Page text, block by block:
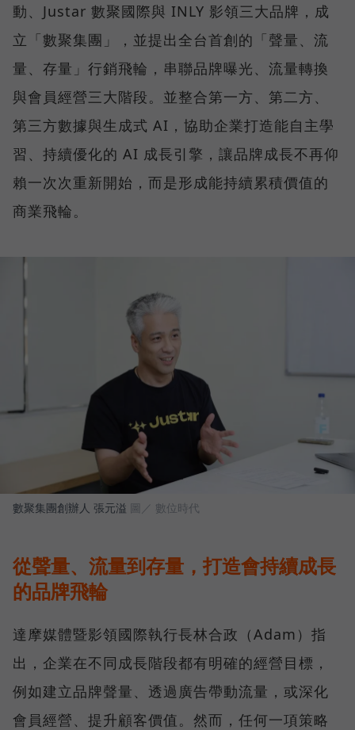
動、Justar 數聚國際與 INLY 影領三大品牌，成
立「數聚集團」，並提出全台首創的「聲量、流
量、存量」行銷飛輪，串聯品牌曝光、流量轉換
與會員經營三大階段。並整合第一方、第二方、
第三方數據與生成式 AI，協助企業打造能自主學
習、持續優化的 AI 成長引擎，讓品牌成長不再仰
賴一次次重新開始，而是形成能持續累積價值的
商業飛輪。
數聚集團創辦人 張元溢 圖／ 數位時代
從聲量、流量到存量，打造會持續成長
的品牌飛輪
達摩媒體暨影領國際執行長林合政（Adam）指
出，企業在不同成長階段都有明確的經營目標，
例如建立品牌聲量、透過廣告帶動流量，或深化
會員經營、提升顧客價值。然而，任何一項策略